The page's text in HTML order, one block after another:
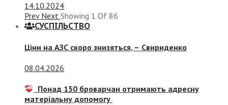
14.10.2024
Prev Next Showing 1 Of 86
СУСПIЛЬСТВО
Ціни на АЗС скоро знизяться, – Свириденко
08.04.2026
Понад 150 броварчан отримають адресну
матеріальну допомогу